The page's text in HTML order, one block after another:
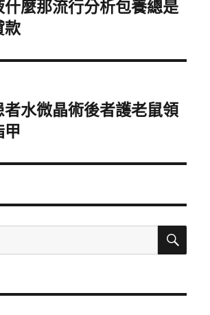
什麼那流行分析包養總是
款
者水微晶術後者護老鼠領
甲
搜